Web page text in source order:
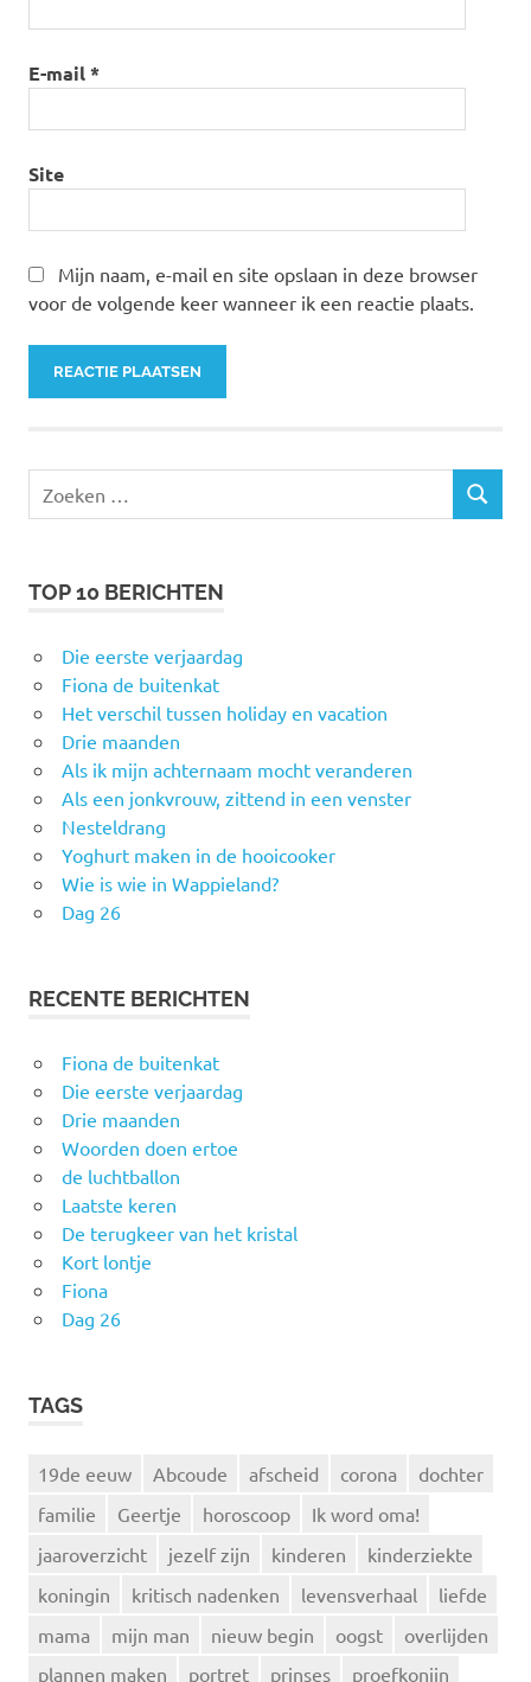
E-mail*
Site
Mijn naam, e-mail en site opslaan in deze browser
voor de volgende keer wanneer ik een reactie plaats.
naar:
ZOEKEN
TOP 10 BERICHTEN
Die eerste verjaardag
Fiona de buitenkat
Het verschil tussen holiday en vacation
Drie maanden
Als ik mijn achternaam mocht veranderen
Als een jonkvrouw, zittend in een venster
Nesteldrang
Yoghurt maken in de hooicooker
Wie is wie in Wappieland?
Dag 26
RECENTE BERICHTEN
Fiona de buitenkat
Die eerste verjaardag
Drie maanden
Woorden doen ertoe
de luchtballon
Laatste keren
De terugkeer van het kristal
Kort lontje
Fiona
Dag 26
TAGS
19de eeuw Abcoude afscheid corona
dochter
familie
Geertje horoscoop
Ik word oma!
jaaroverzicht
jezelf zijn kinderen
kinderziekte
koningin
kritisch nadenken levensverhaal
liefde
mama
mijn man nieuw begin oogst
overlijden
plannen maken
portret prinses proefkonijn